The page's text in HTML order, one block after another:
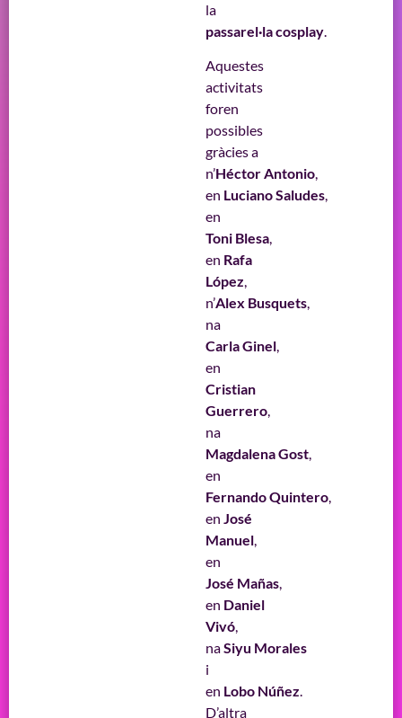
la
passarel·la cosplay.
Aquestes
activitats
foren
possibles
gràcies a
n’Héctor Antonio,
en Luciano Saludes,
en
Toni Blesa,
en Rafa
López,
n’Alex Busquets,
na
Carla Ginel,
en
Cristian
Guerrero,
na
Magdalena Gost,
en
Fernando Quintero,
enJosé
Manuel,
en
José Mañas,
en Daniel
Vivó,
naSiyu Morales
i
en Lobo Núñez.
D’altra